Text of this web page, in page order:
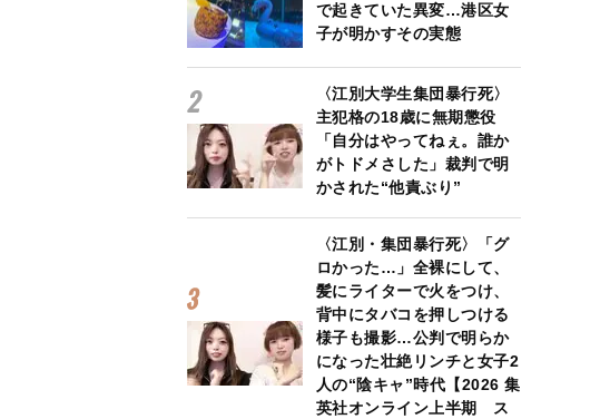
で起きていた異変…港区女
子が明かすその実態
〈江別大学生集団暴行死〉
主犯格の18歳に無期懲役
「自分はやってねぇ。誰か
がトドメさした」裁判で明
かされた“他責ぶり”
〈江別・集団暴行死〉「グ
ロかった…」全裸にして、
髪にライターで火をつけ、
背中にタバコを押しつける
様子も撮影…公判で明らか
になった壮絶リンチと女子2
人の“陰キャ”時代【2026 集
英社オンライン上半期 ス